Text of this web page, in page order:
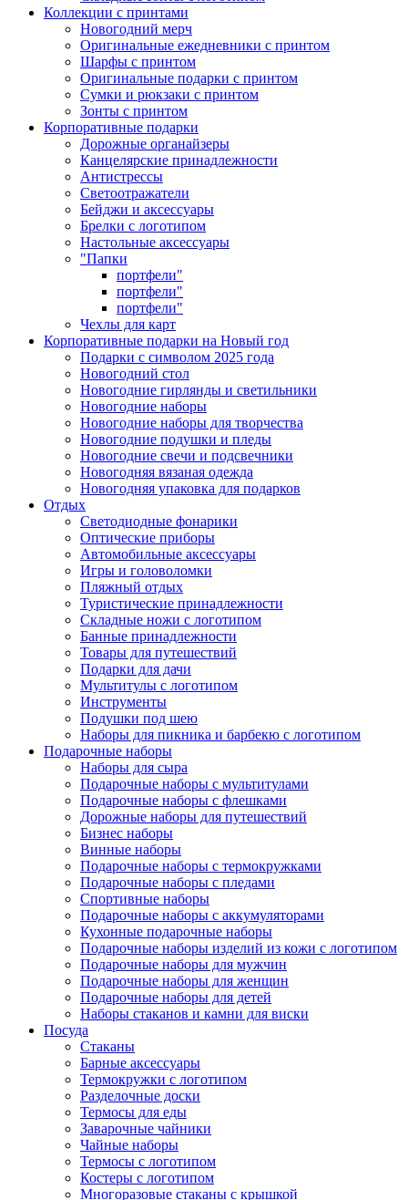
Коллекции с принтами
Новогодний мерч
Оригинальные ежедневники с принтом
Шарфы с принтом
Оригинальные подарки с принтом
Сумки и рюкзаки с принтом
Зонты с принтом
Корпоративные подарки
Дорожные органайзеры
Канцелярские принадлежности
Антистрессы
Светоотражатели
Бейджи и аксессуары
Брелки с логотипом
Настольные аксессуары
"Папки
портфели"
портфели"
портфели"
Чехлы для карт
Корпоративные подарки на Новый год
Подарки с символом 2025 года
Новогодний стол
Новогодние гирлянды и светильники
Новогодние наборы
Новогодние наборы для творчества
Новогодние подушки и пледы
Новогодние свечи и подсвечники
Новогодняя вязаная одежда
Новогодняя упаковка для подарков
Отдых
Светодиодные фонарики
Оптические приборы
Автомобильные аксессуары
Игры и головоломки
Пляжный отдых
Туристические принадлежности
Складные ножи с логотипом
Банные принадлежности
Товары для путешествий
Подарки для дачи
Мультитулы с логотипом
Инструменты
Подушки под шею
Наборы для пикника и барбекю с логотипом
Подарочные наборы
Наборы для сыра
Подарочные наборы с мультитулами
Подарочные наборы с флешками
Дорожные наборы для путешествий
Бизнес наборы
Винные наборы
Подарочные наборы с термокружками
Подарочные наборы с пледами
Спортивные наборы
Подарочные наборы с аккумуляторами
Кухонные подарочные наборы
Подарочные наборы изделий из кожи с логотипом
Подарочные наборы для мужчин
Подарочные наборы для женщин
Подарочные наборы для детей
Наборы стаканов и камни для виски
Посуда
Стаканы
Барные аксессуары
Термокружки с логотипом
Разделочные доски
Термосы для еды
Заварочные чайники
Чайные наборы
Термосы с логотипом
Костеры с логотипом
Многоразовые стаканы с крышкой